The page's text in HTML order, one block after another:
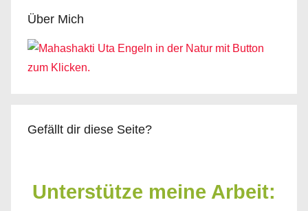
Über Mich
Gefällt dir diese Seite?
Unterstütze meine Arbeit: